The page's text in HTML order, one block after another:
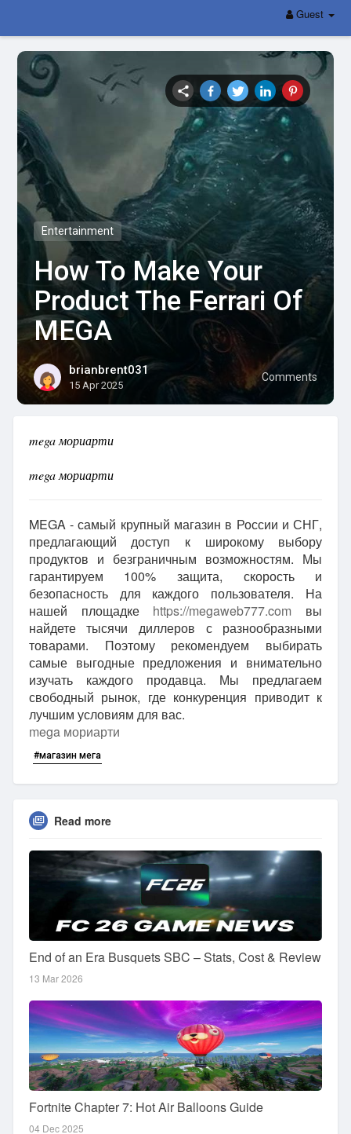
Guest
Entertainment
How To Make Your
Product The Ferrari Of
MEGA
Comments
brianbrent031
15 Apr 2025
mega мориарти
mega мориарти
MEGA - самый крупный магазин в России и СНГ,
предлагающий доступ к широкому выбору
продуктов и безграничным возможностям. Мы
гарантируем 100% защита, скорость и
безопасность для каждого пользователя. На
нашей площадке https://megaweb777.com вы
найдете тысячи диллеров с разнообразными
товарами. Поэтому рекомендуем выбирать
самые выгодные предложения и внимательно
изучать каждого продавца. Мы предлагаем
свободный рынок, где конкуренция приводит к
лучшим условиям для вас.
mega мориарти
#магазин мега
Read more
End of an Era Busquets SBC – Stats, Cost & Review
13 Mar 2026
Fortnite Chapter 7: Hot Air Balloons Guide
04 Dec 2025